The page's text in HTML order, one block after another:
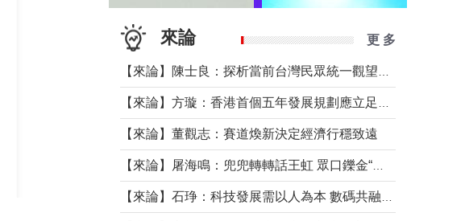
來論 更 多
【來論】董觀志：賽道煥新決定經濟行穩致遠